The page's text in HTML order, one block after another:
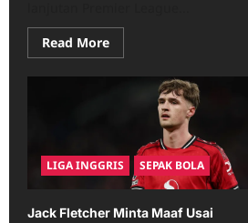
Read MoreRead
more
Trevoh
Chalobah
Ungkap
Kekalahan
Chelsea
dari
Newcastle
LIGA INGGRIS SEPAK BOLA
Jack Fletcher Minta Maaf Usai